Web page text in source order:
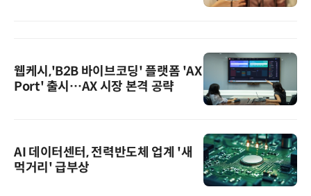
웹케시,'B2B 바이브코딩' 플랫폼 'AX
Port' 출시…AX 시장 본격 공략
AI 데이터센터, 전력반도체 업계 '새
먹거리' 급부상